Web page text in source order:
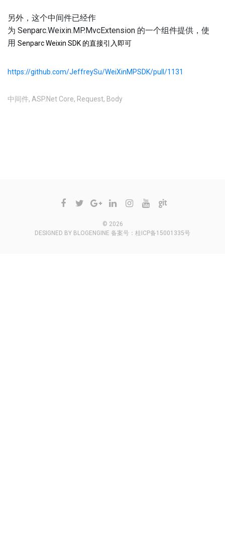
另外，这个中间件已经作
为 Senparc.Weixin.MP.MvcExtension 的一个组件提供，使
用 Senparc Weixin SDK 的直接引入即可
https://github.com/JeffreySu/WeiXinMPSDK/pull/1131
中间件, ASP.Net Core, Request, Body
© 2026
DESIGNED BY BLOGENGINE 备案号： 桂ICP备15001335号